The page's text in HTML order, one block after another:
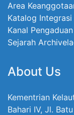
Area
Katalog Integrasi
Kanal Pengaduan
Sejarah
About Us
Kementrian
Bahari IV, Jl.